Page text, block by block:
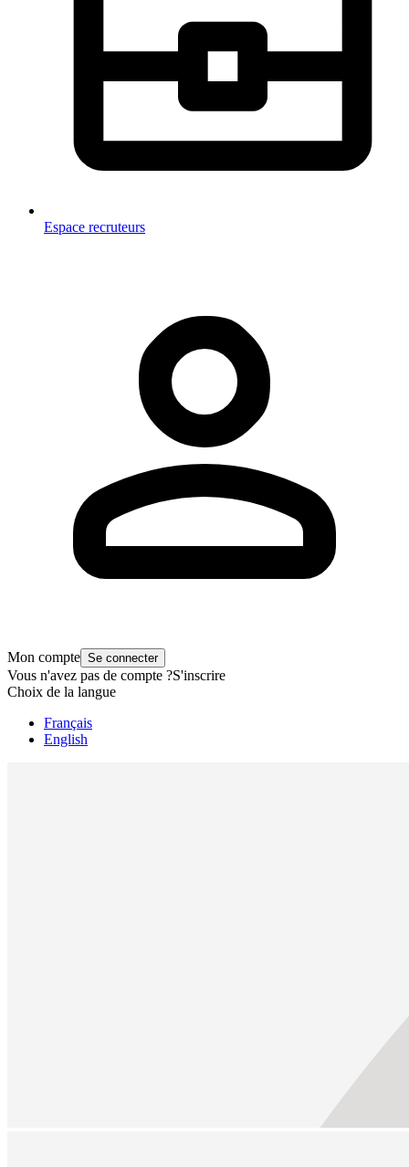
Espace recruteurs
Mon compte Se connecter
Vous n'avez pas de compte ?S'inscrire
Choix de la langue
Français
English